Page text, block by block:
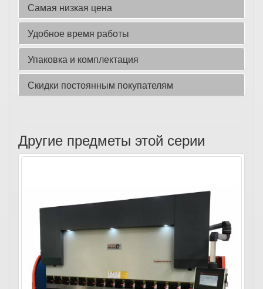
Самая низкая цена
Удобное время работы
Упаковка и комплектация
Скидки постоянным покупателям
Другие предметы этой серии